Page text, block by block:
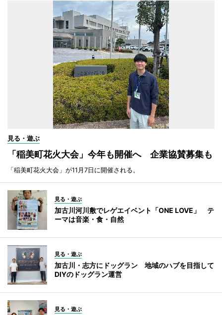
見る・遊ぶ
「稲美町花火大会」今年も開催へ 企業協賛募集も
「稲美町花火大会」が11月7日に開催される。
見る・遊ぶ
加古川河川敷でレゲエイベント「ONE LOVE」 テ
ーマは音楽・食・自然
見る・遊ぶ
加古川・志方にドッグラン 地域のハブを目指して
DIYのドッグラン運営
見る・遊ぶ